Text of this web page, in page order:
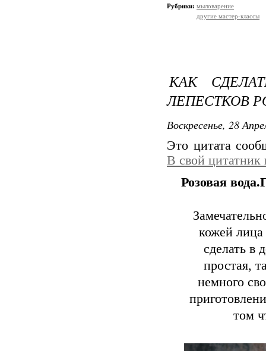
Рубрики: мыловарение
другие мастер-классы
КАК
ЛЕПЕСТКОВ
Воскресенье, 28
Это цитата
В свой цитатник
Розовая
кожей лица
сделать в
простая,
немного
том